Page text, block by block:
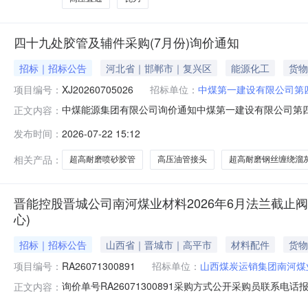
四十九处胶管及辅件采购(7月份)询价通知
招标｜招标公告 河北省｜邯郸市｜复兴区 能源化工
货物
项目编号： XJ20260705026 招标单位： 中煤第一建设有限公司第
正文内容： 中煤能源集团有限公司询价通知中煤第一建设有限公司
价单位，请登录中煤供应链系统（http://
发布时间： 2026-07-22 15:12
相关产品：
超高耐磨喷砂胶管 高压油管接头 超高耐磨钢丝缠绕溜
晋能控股晋城公司南河煤业材料2026年6月法兰截止
心)
招标｜招标公告 山西省｜晋城市｜高平市 材料配件
货物
项目编号： RA26071300891 招标单位： 山西煤炭运销集团南河
正文内容： 询价单号RA26071300891采购方式公开采购员联系电话